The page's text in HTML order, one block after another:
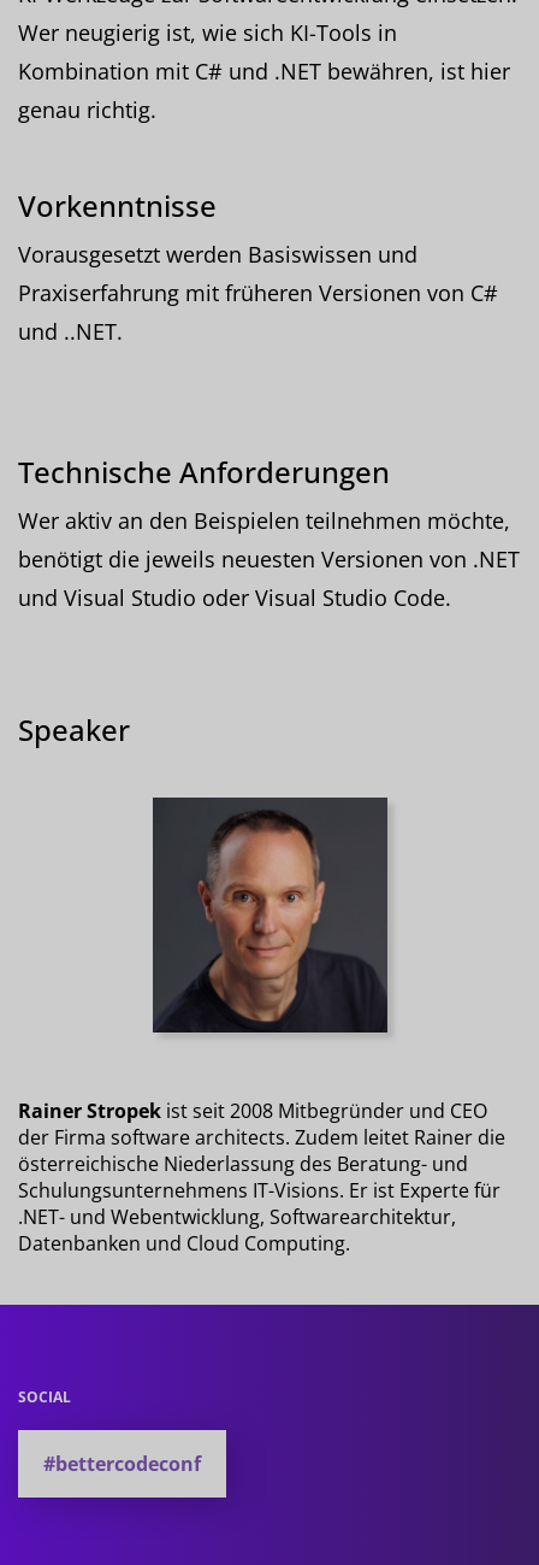
Wer neugierig ist, wie sich KI-Tools in
Kombination mit C# und .NET bewähren, ist hier
genau richtig.
Vorkenntnisse
Vorausgesetzt werden Basiswissen und
Praxiserfahrung mit früheren Versionen von C#
und ..NET.
Technische Anforderungen
Wer aktiv an den Beispielen teilnehmen möchte,
benötigt die jeweils neuesten Versionen von .NET
und Visual Studio oder Visual Studio Code.
Speaker
Rainer Stropek ist seit 2008 Mitbegründer und CEO
der Firma software architects. Zudem leitet Rainer die
österreichische Niederlassung des Beratung- und
Schulungsunternehmens IT-Visions. Er ist Experte für
.NET- und Webentwicklung, Softwarearchitektur,
Datenbanken und Cloud Computing.
SOCIAL
#bettercodeconf